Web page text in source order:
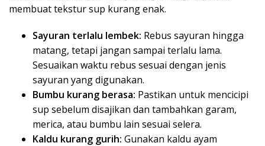
membuat tekstur sup kurang enak.
Sayuran terlalu lembek: Rebus sayuran hingga
matang, tetapi jangan sampai terlalu lama.
Sesuaikan waktu rebus sesuai dengan jenis
sayuran yang digunakan.
Bumbu kurang berasa: Pastikan untuk mencicipi
sup sebelum disajikan dan tambahkan garam,
merica, atau bumbu lain sesuai selera.
Kaldu kurang gurih: Gunakan kaldu ayam